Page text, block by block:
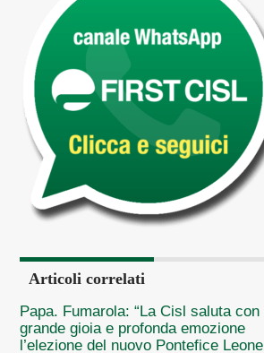
Articoli correlati
Papa. Fumarola: “La Cisl saluta con
grande gioia e profonda emozione
l’elezione del nuovo Pontefice Leone